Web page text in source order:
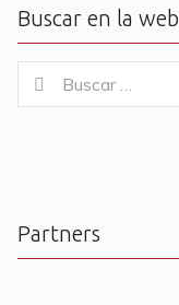
Buscar en la web
for:
Buscar
Partners